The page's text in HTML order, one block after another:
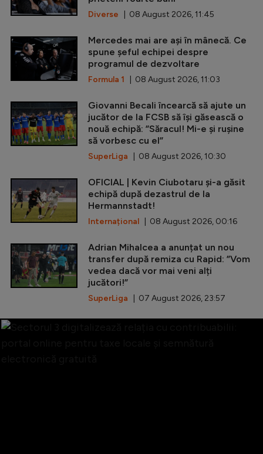
Diverse | 08 August 2026, 11:45
Mercedes mai are ași în mânecă. Ce
spune șeful echipei despre
programul de dezvoltare
Formula 1 | 08 August 2026, 11:03
Giovanni Becali încearcă să ajute un
jucător de la FCSB să își găsească o
nouă echipă: ”Săracul! Mi-e și rușine
să vorbesc cu el”
SuperLiga | 08 August 2026, 10:30
OFICIAL | Kevin Ciubotaru și-a găsit
echipă după dezastrul de la
Hermannstadt!
Internațional | 08 August 2026, 00:16
Adrian Mihalcea a anunțat un nou
transfer după remiza cu Rapid: ”Vom
vedea dacă vor mai veni alți
jucători!”
SuperLiga | 07 August 2026, 23:57